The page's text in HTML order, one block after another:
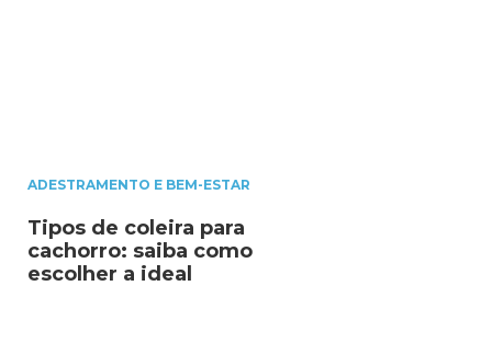
ADESTRAMENTO E BEM-ESTAR
Tipos de coleira para
cachorro: saiba como
escolher a ideal